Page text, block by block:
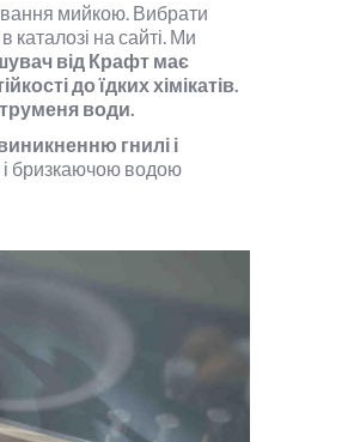
мийкою. Вибрати
каталозі на сайті. Ми
від Крафт має
до їдких хімікатів.
води.
гнилі і
і бризкаючою водою